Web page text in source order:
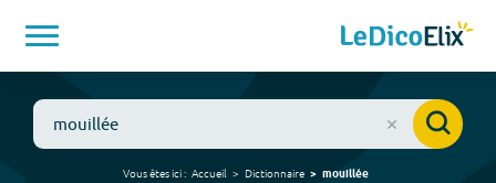
Vous êtes ici : Accueil Dictionnaire mouillée